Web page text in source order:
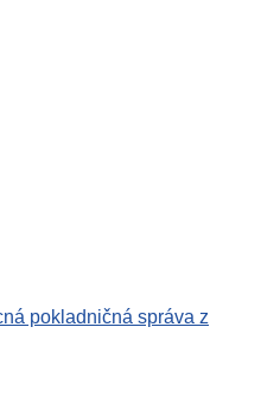
pokladničná správa z